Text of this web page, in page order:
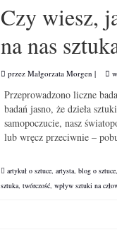
Czy wiesz,
na nas
przezMałgorzata Morgen |
Przeprowadzono liczne
badań jasno, że dzieła
samopoczucie, nasz
lub wręcz przeciwnie –
artykuł o sztuce,artysta,blog o sztuce
sztuka,twórczość,wpływ sztuki na